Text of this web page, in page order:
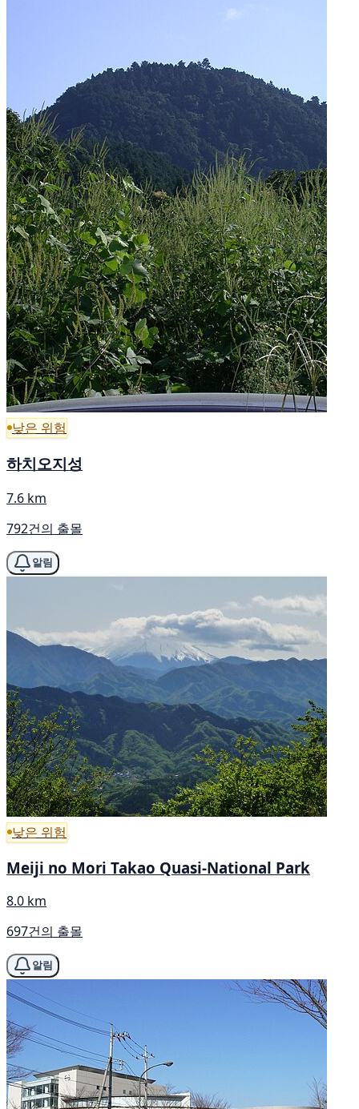
낮은 위험
하치오지성
7.6 km
792건의 출몰
알림
낮은 위험
Meiji no Mori Takao Quasi-National Park
8.0 km
697건의 출몰
알림